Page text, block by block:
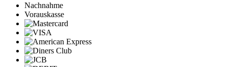
Nachnahme
Vorauskasse